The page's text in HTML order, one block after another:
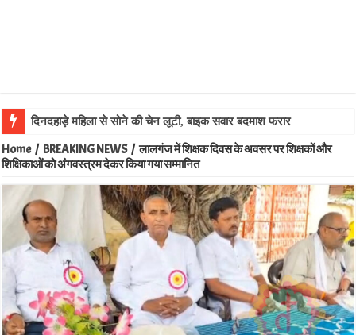
दिनदहाड़े महिला से सोने की चेन लूटी, बाइक सवार बदमाश फरार
Home / BREAKING NEWS / लालगंज में शिक्षक दिवस के अवसर पर शिक्षकों और
शिक्षिकाओं को अंगवस्त्रम देकर किया गया सम्मानित